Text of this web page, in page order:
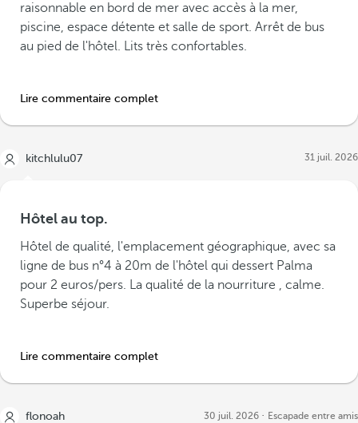
raisonnable en bord de mer avec accès à la mer,
piscine, espace détente et salle de sport. Arrêt de bus
au pied de l'hôtel. Lits très confortables.
Lire commentaire complet
kitchlulu07 31 juil. 2026
Hôtel au top.
Hôtel de qualité, l'emplacement géographique, avec sa
ligne de bus n°4 à 20m de l'hôtel qui dessert Palma
pour 2 euros/pers. La qualité de la nourriture , calme.
Superbe séjour.
Lire commentaire complet
flonoah 30 juil. 2026 Escapade entre amis